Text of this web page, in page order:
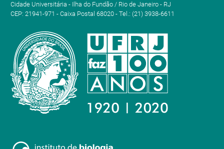
Cidade Universitária - Ilha do Fundão / Rio de Janeiro - RJ
CEP: 21941-971 - Caixa Postal 68020 - Tel.: (21) 3938-6611